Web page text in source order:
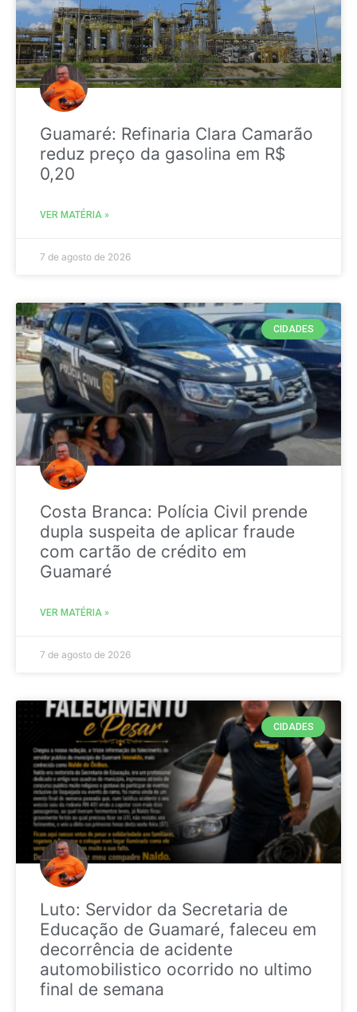
Guamaré: Refinaria Clara Camarão
reduz preço da gasolina em R$
0,20
VER MATÉRIA »
7 de agosto de 2026
CIDADES
Costa Branca: Polícia Civil prende
dupla suspeita de aplicar fraude
com cartão de crédito em
Guamaré
VER MATÉRIA »
7 de agosto de 2026
CIDADES
Luto: Servidor da Secretaria de
Educação de Guamaré, faleceu em
decorrência de acidente
automobilistico ocorrido no ultimo
final de semana